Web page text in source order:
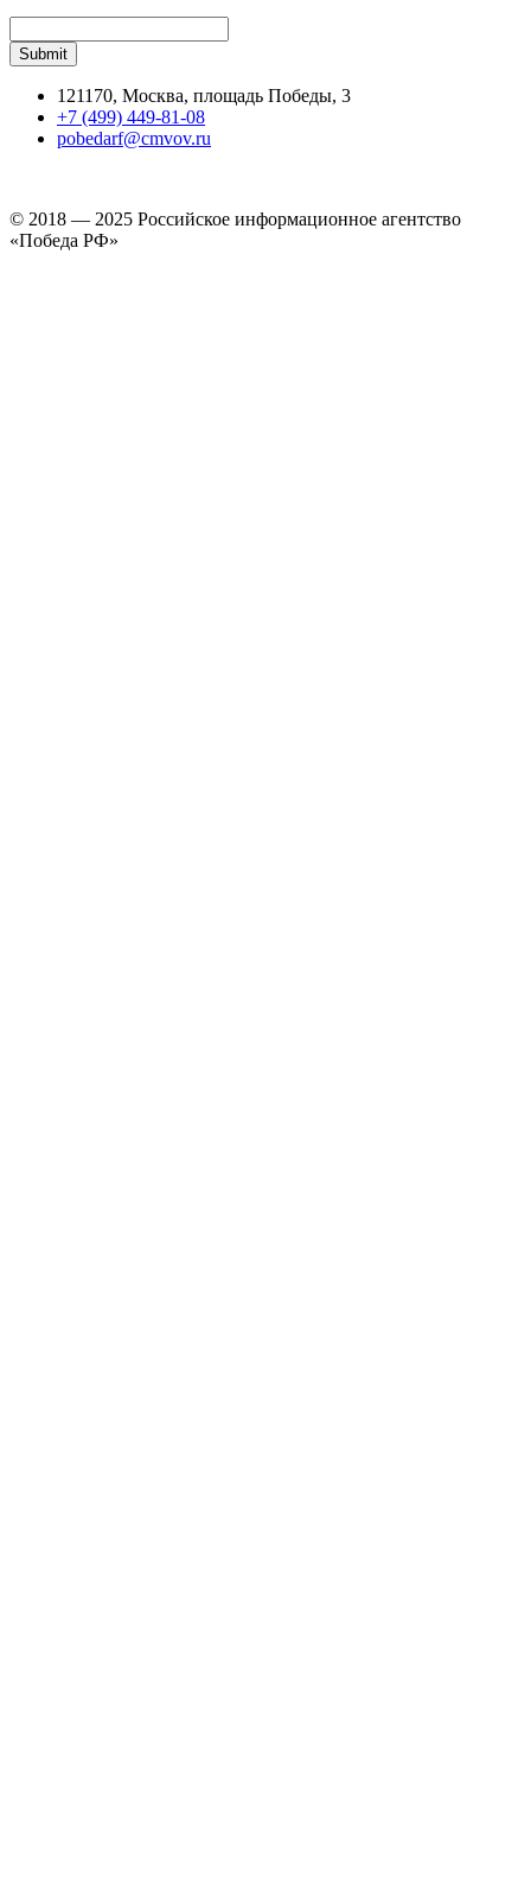
121170, Москва, площадь Победы, 3
+7 (499) 449-81-08
pobedarf@cmvov.ru
© 2018 — 2025 Российское информационное агентство
«Победа РФ»